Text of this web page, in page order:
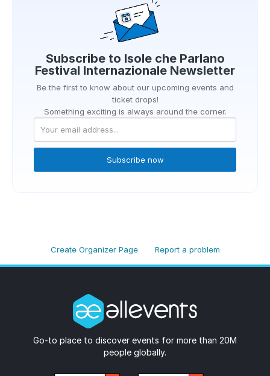
Subscribe to Isole che Parlano
Festival Internazionale Newsletter
Be the first to know about our upcoming events and
ticket drops!
Something exciting is always around the corner.
Subscribe now
Create Organizer Page Report a problem
Go-to place to discover events for more than 20M
people globally.